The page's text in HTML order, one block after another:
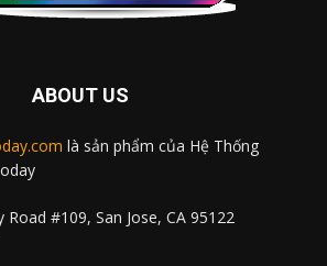
ABOUT US
là sản phẩm của Hệ Thống
#109, San Jose, CA 95122